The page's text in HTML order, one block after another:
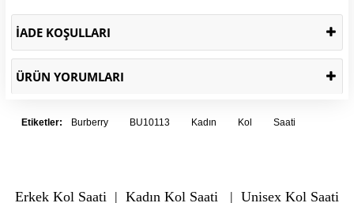
İADE KOŞULLARI
ÜRÜN YORUMLARI
Etiketler: Burberry BU10113 Kadın Kol Saati
Erkek Kol Saati | Kadın Kol Saati | Unisex Kol Saati